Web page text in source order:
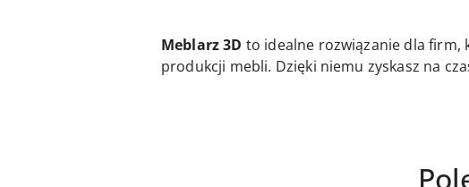
Meblarz 3D to idealne rozwiązanie dla firm,
produkcji mebli. Dzięki niemu zyskasz na